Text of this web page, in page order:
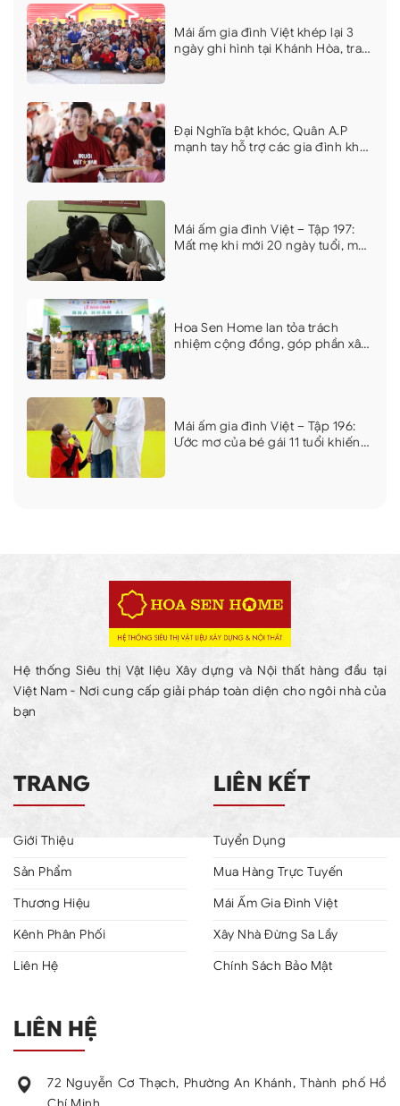
Mái ấm gia đình Việt khép lại 3
ngày ghi hình tại Khánh Hòa, trao
Đại Nghĩa bật khóc, Quân A.P
mạnh tay hỗ trợ các gia đình khó
Mái ấm gia đình Việt – Tập 197:
Mất mẹ khi mới 20 ngày tuổi, mất
Hoa Sen Home lan tỏa trách
nhiệm cộng đồng, góp phần xây
Mái ấm gia đình Việt – Tập 196:
Ước mơ của bé gái 11 tuổi khiến
Hệ thống Siêu thị Vật liệu Xây dựng và Nội thất hàng đầu tại
Việt Nam - Nơi cung cấp giải pháp toàn diện cho ngôi nhà của
bạn
TRANG
Giới Thiệu
Sản Phẩm
Thương Hiệu
Kênh Phân Phối
Liên Hệ
LIÊN KẾT
Tuyển Dụng
Mua Hàng Trực Tuyến
Mái Ấm Gia Đình Việt
Xây Nhà Đừng Sa Lầy
Chính Sách Bảo Mật
LIÊN HỆ
72 Nguyễn Cơ Thạch, Phường An Khánh, Thành phố Hồ